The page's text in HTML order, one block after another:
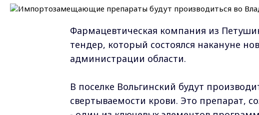
Фармацевтическая компания из
тендер, который состоялся накануне
администрации области.
В поселке Вольгинский будут
свертываемости крови. Это препарат,